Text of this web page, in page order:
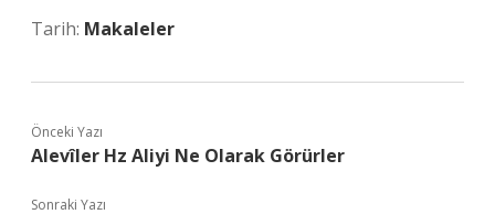
Tarih: Makaleler
Önceki Yazı
Alevîler Hz Aliyi Ne Olarak Görürler
Sonraki Yazı